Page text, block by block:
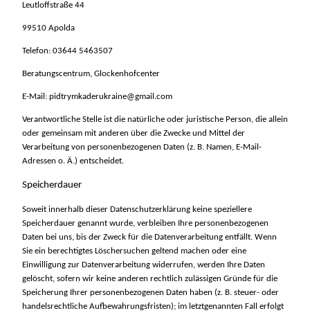
Leutloffstraße 44
99510 Apolda
Telefon: 03644 5463507
Beratungscentrum, Glockenhofcenter
E-Mail: pidtrymkaderukraine@gmail.com
Verantwortliche Stelle ist die natürliche oder juristische Person, die allein
oder gemeinsam mit anderen über die Zwecke und Mittel der
Verarbeitung von personenbezogenen Daten (z. B. Namen, E-Mail-
Adressen o. Ä.) entscheidet.
Speicherdauer
Soweit innerhalb dieser Datenschutzerklärung keine speziellere
Speicherdauer genannt wurde, verbleiben Ihre personenbezogenen
Daten bei uns, bis der Zweck für die Datenverarbeitung entfällt. Wenn
Sie ein berechtigtes Löschersuchen geltend machen oder eine
Einwilligung zur Datenverarbeitung widerrufen, werden Ihre Daten
gelöscht, sofern wir keine anderen rechtlich zulässigen Gründe für die
Speicherung Ihrer personenbezogenen Daten haben (z. B. steuer- oder
handelsrechtliche Aufbewahrungsfristen); im letztgenannten Fall erfolgt